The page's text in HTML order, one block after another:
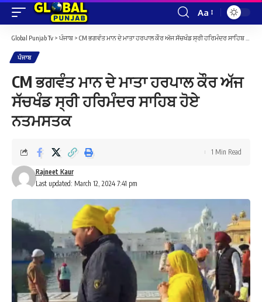
Font
Resizer
Aa
Global Punjab Tv > ਪੰਜਾਬ > CM ਭਗਵੰਤ ਮਾਨ ਦੇ ਮਾਤਾ ਹਰਪਾਲ ਕੌਰ ਅੱਜ ਸੱਚਖੰਡ ਸ੍ਰੀ ਹਰਿਮੰਦਰ ਸਾਹਿਬ ਹੋਏ ਨਤਮਸਤਕ
ਪੰਜਾਬ
CM ਭਗਵੰਤ ਮਾਨ ਦੇ ਮਾਤਾ ਹਰਪਾਲ ਕੌਰ ਅੱਜ
ਸੱਚਖੰਡ ਸ੍ਰੀ ਹਰਿਮੰਦਰ ਸਾਹਿਬ ਹੋਏ
ਨਤਮਸਤਕ
Last updated: March 12, 2024 7:41 pm
Rajneet Kaur
1 Min Read